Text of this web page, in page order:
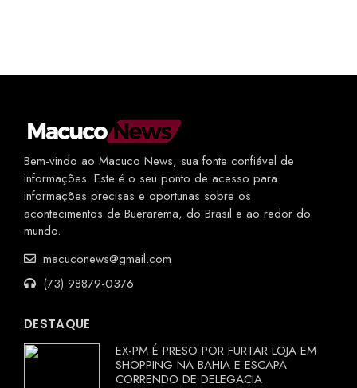
Bem-vindo ao Macuco News, sua fonte confiável de
informações. Este é o seu ponto de acesso para
informações precisas e oportunas sobre os
acontecimentos de Buerarema, do Brasil e ao redor do
mundo.
macuconews@gmail.com
(73) 98879-0376
DESTAQUE
EX-PM É PRESO POR FURTAR LOJA EM
SHOPPING NA BAHIA E ESCAPA
CORRENDO DE DELEGACIA